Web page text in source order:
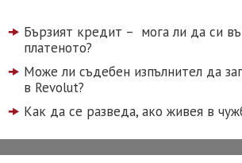
Бързият кредит – мога ли да си
платеното?
Може ли съдебен изпълнител да
в Revolut?
Как да се разведа, ако живея в